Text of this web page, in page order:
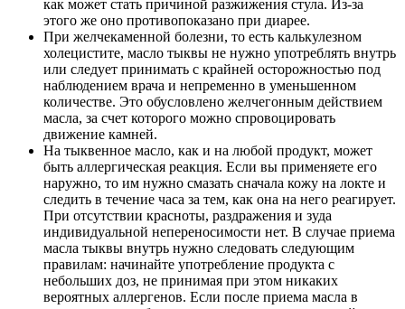
как может стать причиной разжижения стула. Из-за
этого же оно противопоказано при диарее.
При желчекаменной болезни, то есть калькулезном
холецистите, масло тыквы не нужно употреблять внутрь
или следует принимать с крайней осторожностью под
наблюдением врача и непременно в уменьшенном
количестве. Это обусловлено желчегонным действием
масла, за счет которого можно спровоцировать
движение камней.
На тыквенное масло, как и на любой продукт, может
быть аллергическая реакция. Если вы применяете его
наружно, то им нужно смазать сначала кожу на локте и
следить в течение часа за тем, как она на него реагирует.
При отсутствии красноты, раздражения и зуда
индивидуальной непереносимости нет. В случае приема
масла тыквы внутрь нужно следовать следующим
правилам: начинайте употребление продукта с
небольших доз, не принимая при этом никаких
вероятных аллергенов. Если после приема масла в